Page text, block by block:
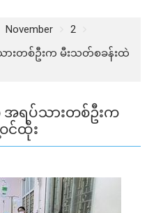
November
2
းတစ်ဦးက မီးသတ်စခန်းထဲ
အရပ်သားတစ်ဦးက
င်ထိုး